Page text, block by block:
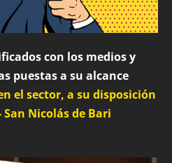
con los medios y
puestas a su alcance
el sector, a su disposición
Nicolás de Bari